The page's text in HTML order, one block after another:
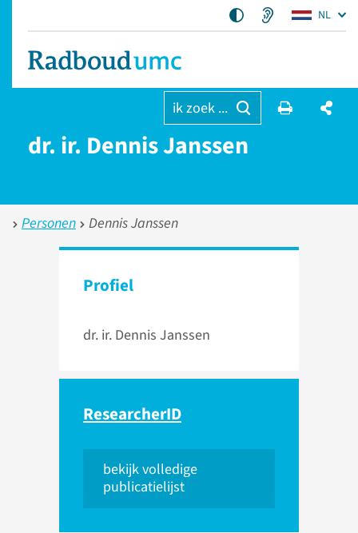
NL
ik zoek ...
dr. ir. Dennis Janssen
Personen Dennis Janssen
Profiel
dr. ir. Dennis Janssen
ResearcherID
bekijk volledige
publicatielijst